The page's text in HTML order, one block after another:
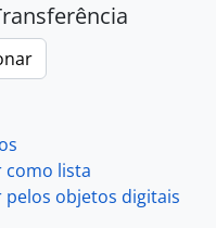
como lista
pelos objetos digitais